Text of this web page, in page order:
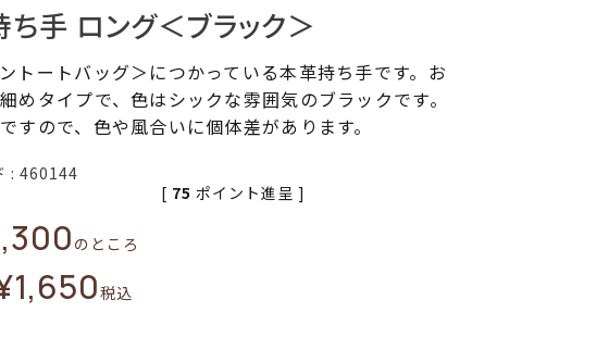
手 ロング＜ブラック＞
トートバッグ＞につかっている本革持ち手です。お
めタイプで、色はシックな雰囲気のブラックです。
すので、色や風合いに個体差があります。
460144
のところ
1,650税込
[ 75 ポイント進呈 ]